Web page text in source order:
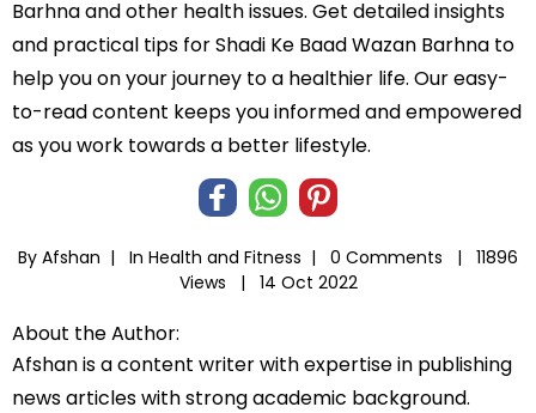
Barhna and other health issues. Get detailed insights
and practical tips for Shadi Ke Baad Wazan Barhna to
help you on your journey to a healthier life. Our easy-
to-read content keeps you informed and empowered
as you work towards a better lifestyle.
By Afshan | In Health and Fitness | 0 Comments |
11896
Views |
14 Oct 2022
About the Author:
Afshan is a content writer with expertise in publishing
news articles with strong academic background.